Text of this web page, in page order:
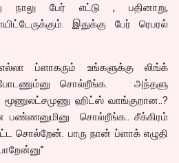
நாலு பேர் எட்டு , பதினாறு,
இதுக்கு பேர் ரெபரல்
ப்ளாகரும் உங்களுக்கு லிங்க்
போடணும்னு சொல்றீங்க. அந்தளு
ஹிட்ஸ் வாங்குறான..?
பண்ணனுமினு சொல்றீங்க.. சீக்கிரம்
சொல்றேன். பாரு நான் ப்ளாக் எழுதி